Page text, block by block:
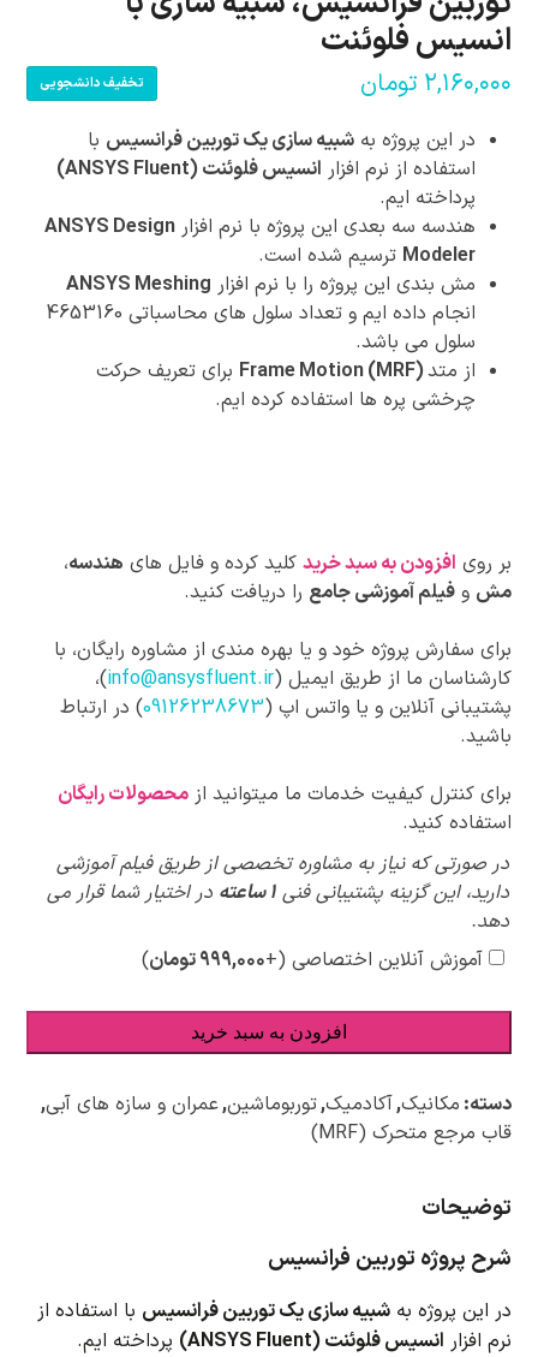
انسیس فلوئنت
۲,۱۶۰,۰۰۰ تومان تخفیف دانشجویی
در این پروژه بهشبیه سازی یک توربین فرانسیس با
استفاده از نرم افزار انسیس فلوئنت (ANSYS Fluent)
پرداخته ایم.
هندسه سه بعدی این پروژه با نرم افزارANSYS Design
Modeler ترسیم شده است.
مش بندی این پروژه را با نرم افزار ANSYS Meshing
انجام داده ایم و تعداد سلول های محاسباتی 4653160
سلول می باشد.
از متدFrame Motion (MRF)
برای تعریف حرکت
چرخشی پره ها استفاده کرده ایم.
بر روی افزودن به سبد خرید کلید کرده و فایل های هندسه،
مش وفیلم آموزشی جامع را دریافت کنید.
برای سفارش پروژه خود و یا بهره مندی از مشاوره رایگان، با
کارشناسان ما از طریق ایمیل (info@ansysfluent.ir)،
پشتیبانی آنلاین و یا واتس اپ (09126238673) در ارتباط
باشید.
برای کنترل کیفیت خدمات ما میتوانید ازمحصولات رایگان
استفاده کنید.
پیشنهادات
ویژه
در صورتی که نیاز به مشاوره تخصصی از طریق فیلم آموزشی
دارید، این گزینه پشتیبانی فنی1 ساعته
در اختیار شما قرار می
دهد.
آموزش آنلاین اختصاصی (+۹۹۹,۰۰۰تومان)
افزودن به سبد خرید
دسته: مکانیک,آکادمیک,توربوماشین,عمران و سازه های آبی,
قاب مرجع متحرک (MRF)
توضیحات
شرح پروژه توربین فرانسیس
در این پروژه بهشبیه سازی یک توربین فرانسیس با استفاده از
نرم افزار انسیس فلوئنت (ANSYS Fluent)
پرداخته ایم.